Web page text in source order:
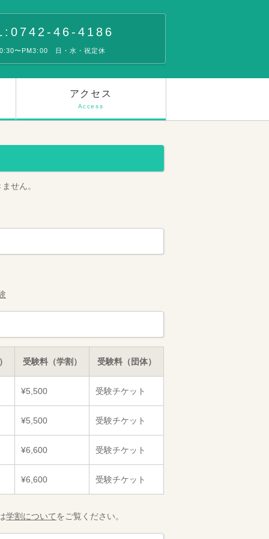
46-4186
〜PM3:00 日・水・祝定休
アクセス
Access
せん。
受験料（学割） 受験料（団体）
¥5,500 受験チケット
¥5,500 受験チケット
¥6,600 受験チケット
¥6,600 受験チケット
学割についてをご覧ください。